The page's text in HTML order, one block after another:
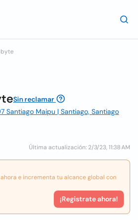
Sin reclamar
Santiago Maipu | Santiago, Santiago
Última actualización: 2/3/23, 11:38 AM
e incrementa tu alcance global con
¡Registrate ahora!